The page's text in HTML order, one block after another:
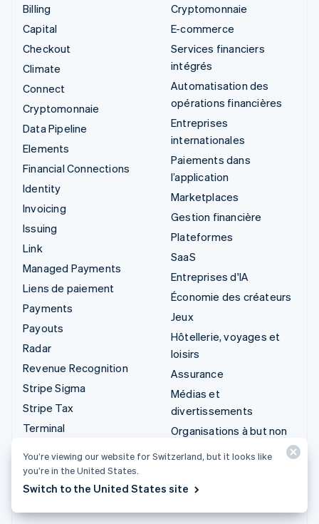
Billing
Capital
Checkout
Climate
Connect
Cryptomonnaie
Data Pipeline
Elements
Financial Connections
Identity
Invoicing
Issuing
Link
Managed Payments
Liens de paiement
Payments
Payouts
Radar
Revenue Recognition
Stripe Sigma
Stripe Tax
Terminal
Cryptomonnaie
E-commerce
Services financiers
intégrés
Automatisation des
opérations financières
Entreprises
internationales
Paiements dans
l’application
Marketplaces
Gestion financière
Plateformes
SaaS
Entreprises d'IA
Économie des créateurs
Jeux
Hôtellerie, voyages et
loisirs
Assurance
Médias et
divertissements
Organisations à but non
Secteur public
You’re viewing our website for Switzerland, but it looks like
you’re in the United States.
Switch to the United States site